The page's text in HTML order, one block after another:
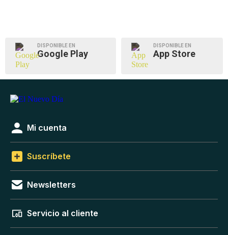
DISPONIBLE EN
Google Play
DISPONIBLE EN
App Store
Mi cuenta
Suscríbete
Newsletters
Servicio al cliente